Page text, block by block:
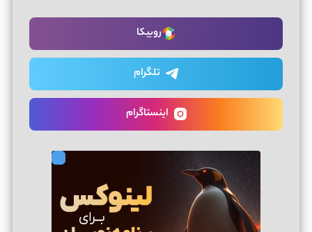
روبیکا
تلگرام
اینستاگرام